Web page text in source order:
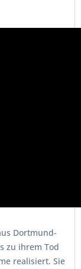
Dortmund-
zu ihrem Tod
realisiert. Sie